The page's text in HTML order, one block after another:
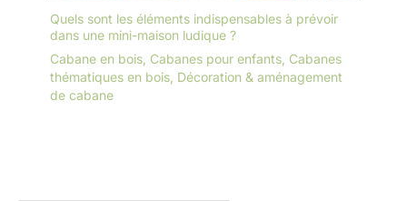
Quels sont les éléments indispensables à prévoir
dans une mini-maison ludique ?
Cabane en bois Cabanes pour enfants Cabanes
thématiques en bois Décoration & aménagement
de cabane